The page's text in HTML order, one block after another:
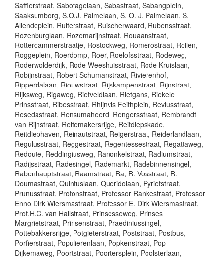
Saffierstraat, Sabotagelaan, Sabastraat, Sabangplein,
Saaksumborg, S.O.J. Palmelaan, S. O. J. Palmelaan, S.
Allendeplein, Ruiterstraat, Ruischerwaard, Rubensstraat,
Rozenburglaan, Rozemarijnstraat, Rouaanstraat,
Rotterdammerstraatje, Rostockweg, Romerostraat, Rollen,
Roggeplein, Roerdomp, Roer, Roelofsstraat, Rodeweg,
Roderwolderdijk, Rode Weeshuisstraat, Rode Kruislaan,
Robijnstraat, Robert Schumanstraat, Rivierenhof,
Ripperdalaan, Riouwstraat, Rijskampenstraat, Rijnstraat,
Rijksweg, Rigaweg, Rietveldlaan, Rietgans, Riekele
Prinsstraat, Ribesstraat, Rhijnvis Feithplein, Reviusstraat,
Resedastraat, Rensumaheerd, Rengersstraat, Rembrandt
van Rijnstraat, Reitemakersrijge, Reitdiepskade,
Reitdiephaven, Reinautstraat, Reigerstraat, Reiderlandlaan,
Regulusstraat, Reggestraat, Regentessestraat, Regattaweg,
Redoute, Reddingiusweg, Ranonkelstraat, Radiumstraat,
Radijsstraat, Radesingel, Rademarkt, Radebinnensingel,
Rabenhauptstraat, Raamstraat, Ra, R. Vosstraat, R.
Doumastraat, Quintuslaan, Queridolaan, Pyrietstraat,
Prunusstraat, Protonstraat, Professor Rankestraat, Professor
Enno Dirk Wiersmastraat, Professor E. Dirk Wiersmastraat,
Prof.H.C. van Hallstraat, Prinsesseweg, Prinses
Margrietstraat, Prinsenstraat, Praediniussingel,
Pottebakkersrijge, Potgieterstraat, Poststraat, Postbus,
Porfierstraat, Populierenlaan, Popkenstraat, Pop
Dijkemaweg, Poortstraat, Poortersplein, Poolsterlaan,